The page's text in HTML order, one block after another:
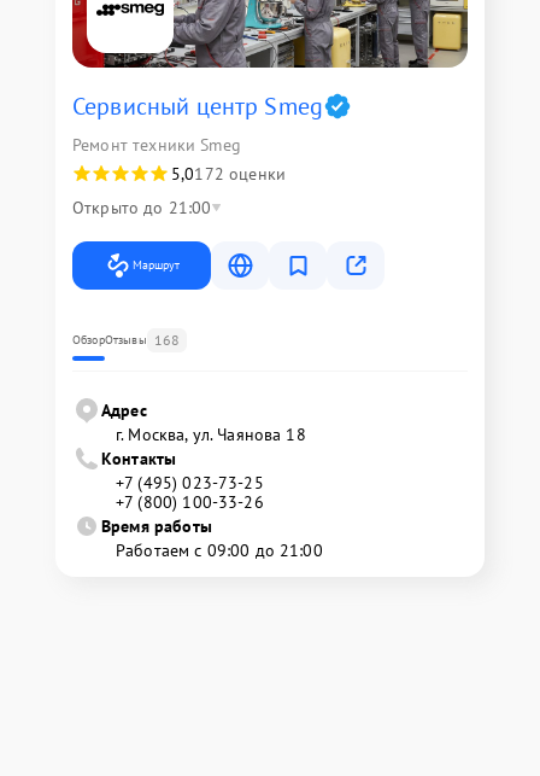
Сервисный центр Smeg
Ремонт техники Smeg
5,0172 оценки
Открыто до 21:00
Маршрут
ОбзорОтзывы 168
Адрес
г. Москва, ул. Чаянова 18
Контакты
+7 (495) 023-73-25
+7 (800) 100-33-26
Время работы
Работаем с 09:00 до 21:00